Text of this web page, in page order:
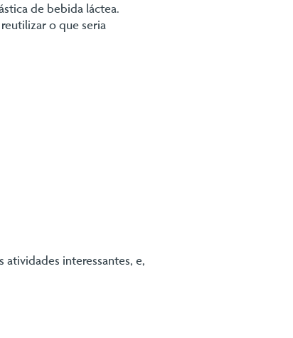
de bebida láctea.
o que seria
interessantes, e,